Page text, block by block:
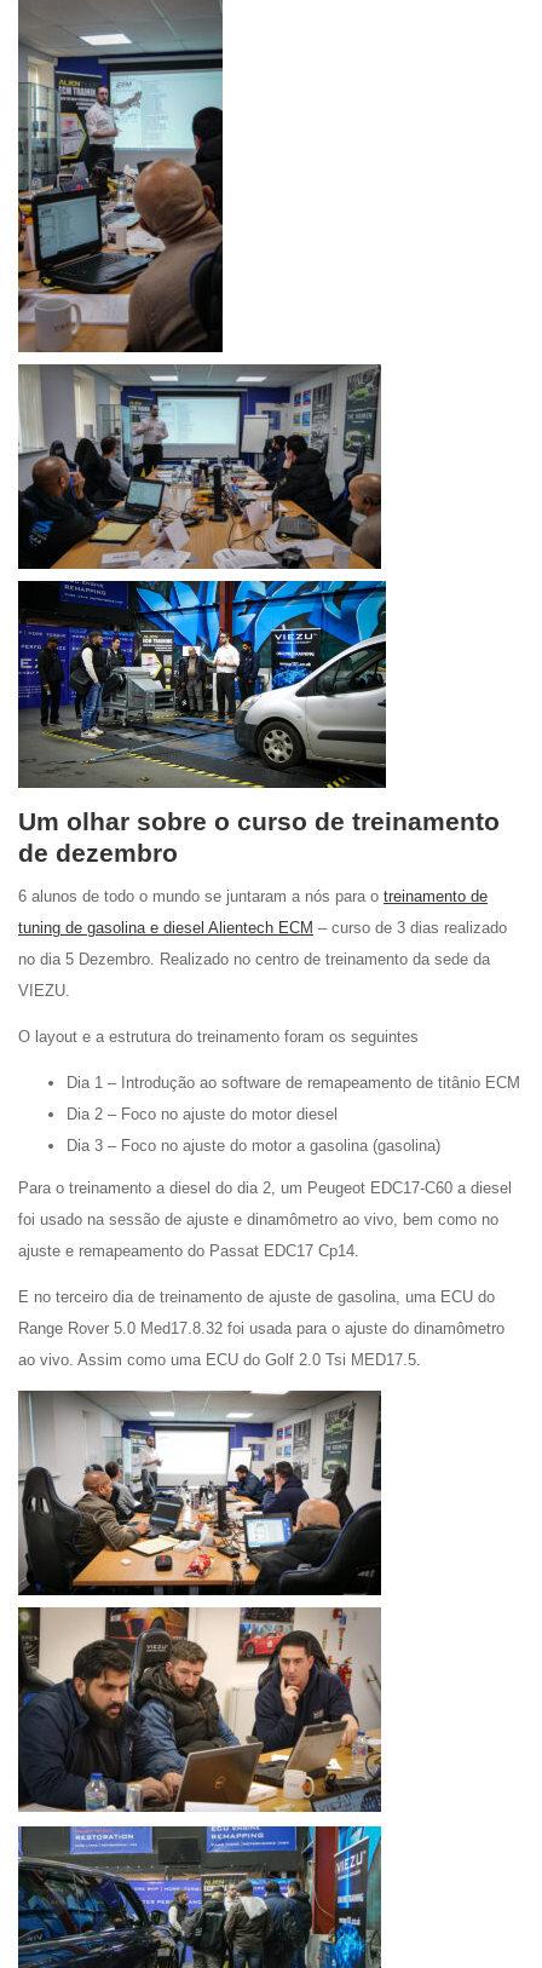
Um olhar sobre o curso de treinamento
de dezembro
6 alunos de todo o mundo se juntaram a nós para o treinamento de
tuning de gasolina e diesel Alientech ECM – curso de 3 dias realizado
no dia 5 Dezembro. Realizado no centro de treinamento da sede da
VIEZU.
O layout e a estrutura do treinamento foram os seguintes
Dia 1 – Introdução ao software de remapeamento de titânio ECM
Dia 2 – Foco no ajuste do motor diesel
Dia 3 – Foco no ajuste do motor a gasolina (gasolina)
Para o treinamento a diesel do dia 2, um Peugeot EDC17-C60 a diesel
foi usado na sessão de ajuste e dinamômetro ao vivo, bem como no
ajuste e remapeamento do Passat EDC17 Cp14.
E no terceiro dia de treinamento de ajuste de gasolina, uma ECU do
Range Rover 5.0 Med17.8.32 foi usada para o ajuste do dinamômetro
ao vivo. Assim como uma ECU do Golf 2.0 Tsi MED17.5.